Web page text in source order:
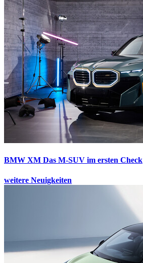
BMW XM Das M-SUV im ersten Check
weitere Neuigkeiten